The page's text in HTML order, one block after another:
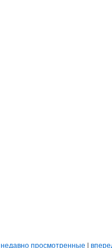
недавно просмотренные |